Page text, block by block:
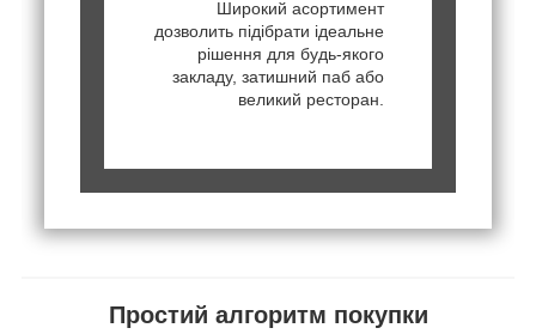
Широкий асортимент
дозволить підібрати ідеальне
рішення для будь-якого
закладу, затишний паб або
великий ресторан.
Простий алгоритм покупки